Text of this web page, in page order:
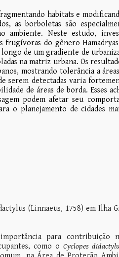
habitats e
as borboletas são
ambiente. Neste estudo,
frugívoras do gênero
longo de um gradiente de
na matriz urbana. Os
mostrando tolerância a
serem detectadas varia
de áreas de borda. Esses
podem afetar seu
o planejamento de cidades
(Linnaeus, 1758) em Ilha
para contribuição
como oCyclopes